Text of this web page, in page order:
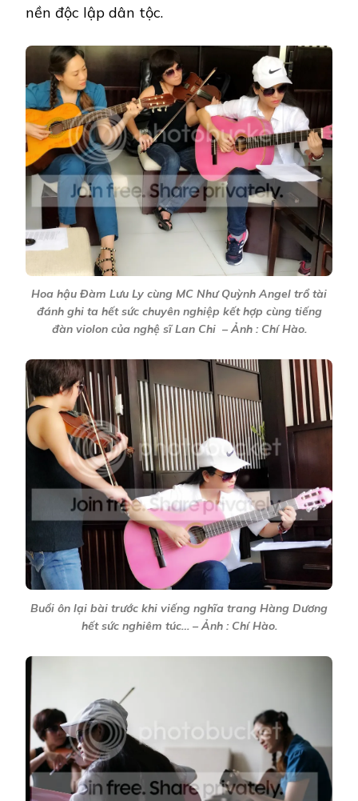
nền độc lập dân tộc.
Hoa hậu Đàm Lưu Ly cùng MC Như Quỳnh Angel trổ tài
đánh ghi ta hết sức chuyên nghiệp kết hợp cùng tiếng
đàn violon của nghệ sĩ Lan Chi – Ảnh : Chí Hào.
Buổi ôn lại bài trước khi viếng nghĩa trang Hàng Dương
hết sức nghiêm túc… – Ảnh : Chí Hào.